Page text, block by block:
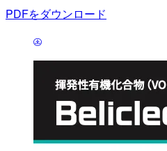
PDFをダウンロード